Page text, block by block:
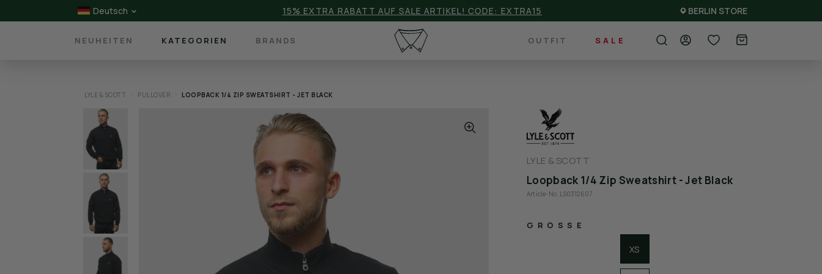
Deutsch 15% EXTRA RABATT AUF SALE ARTIKEL! CODE: EXTRA15 BERLIN STORE
NEUHEITEN KATEGORIEN BRANDS OUTFIT SALE
LYLE & SCOTT PULLOVER LOOPBACK 1/4 ZIP SWEATSHIRT - JET BLACK
LYLE & SCOTT
Loopback 1/4 Zip Sweatshirt - Jet Black
Article-No. LS0312607
GRÖSSE
XS